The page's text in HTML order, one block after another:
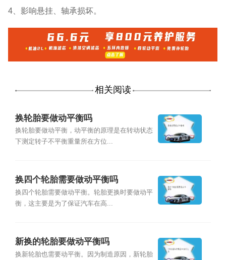
4、影响悬挂、轴承损坏。
相关阅读
换轮胎要做动平衡吗
换轮胎要做动平衡，动平衡的原理是在转动状态
下测定转子不平衡重量所在方位...
换四个轮胎需要做动平衡吗
换四个轮胎需要做动平衡。轮胎更换时要做动平
衡，这主要是为了保证汽车在高...
新换的轮胎要做动平衡吗
换新轮胎也需要动平衡。因为制造原因，新轮胎